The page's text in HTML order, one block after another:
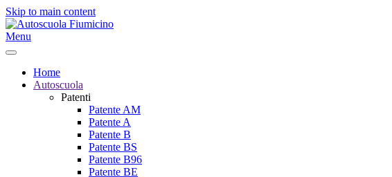
Skip to main content
Menu
Home
Autoscuola
Patenti
Patente AM
Patente A
Patente B
Patente BS
Patente B96
Patente BE